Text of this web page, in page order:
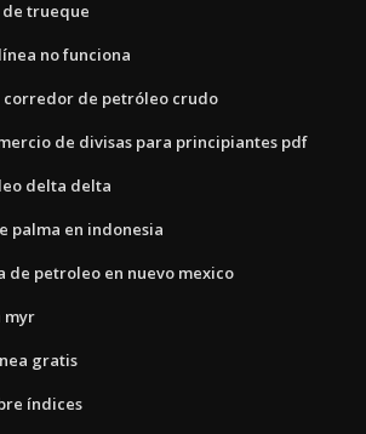
trueque
no funciona
corredor de petróleo crudo
de divisas para principiantes pdf
delta delta
palma en indonesia
de petroleo en nuevo mexico
myr
gratis
índices